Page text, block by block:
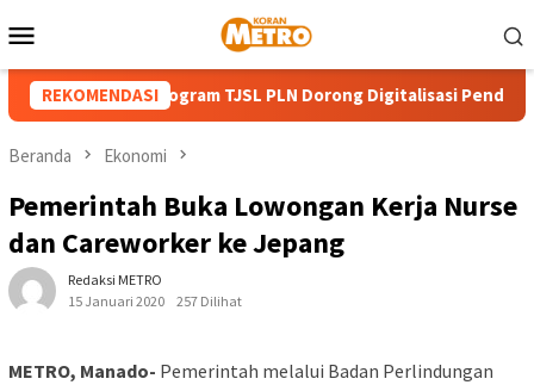
ke
Mobile
REKOMENDASI
ke-81 RI, Program TJSL PLN Dorong Digitalisasi Pendidikan
Beranda Ekonomi
Pemerintah Buka Lowongan Kerja Nurse
dan Careworker ke Jepang
Redaksi METRO
15 Januari 2020
257 Dilihat
METRO, Manado- Pemerintah melalui Badan Perlindungan